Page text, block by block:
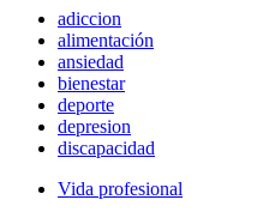
adiccion
alimentación
ansiedad
bienestar
deporte
depresion
discapacidad
Vida profesional